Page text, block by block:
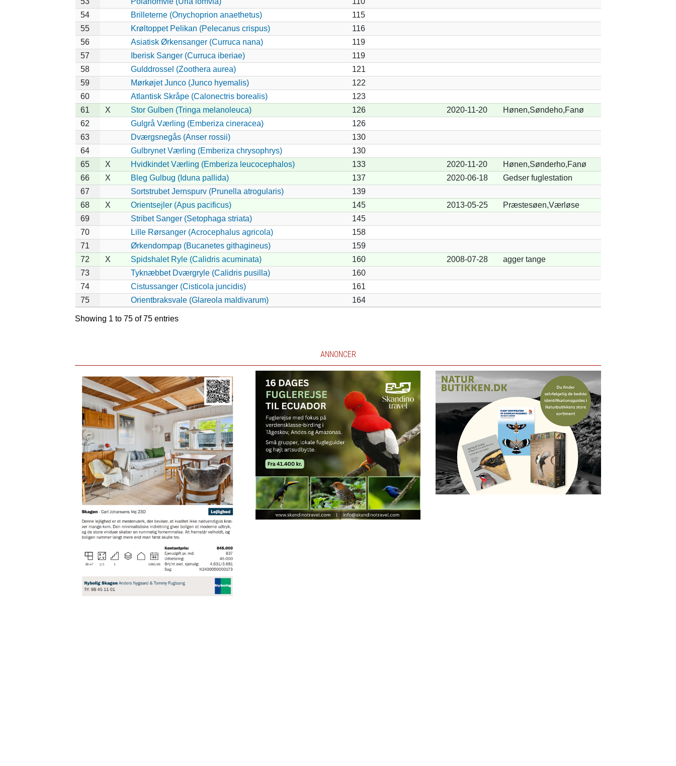
54
Brilleterne (Onychoprion anaethetus)
115
55
Krøltoppet Pelikan (Pelecanus crispus)
116
56
Asiatisk Ørkensanger (Curruca nana)
119
57
Iberisk Sanger (Curruca iberiae)
119
58
Gulddrossel (Zoothera aurea)
121
59
Mørkøjet Junco (Junco hyemalis)
122
60
Atlantisk Skråpe (Calonectris borealis)
123
61
X Stor Gulben (Tringa melanoleuca) 126 2020-11-20
Hønen,Søndeho,Fanø
62
Gulgrå Værling (Emberiza cineracea)
126
63
Dværgsnegås (Anser rossii)
130
64
Gulbrynet Værling (Emberiza chrysophrys)
130
65
X Hvidkindet Værling (Emberiza leucocephalos) 133 2020-11-20
Hønen,Sønderho,Fanø
66
X Bleg Gulbug (Iduna pallida) 137 2020-06-18
Gedser fuglestation
67
Sortstrubet Jernspurv (Prunella atrogularis)
139
68
X Orientsejler (Apus pacificus) 145 2013-05-25
Præstesøen,Værløse
69
Stribet Sanger (Setophaga striata)
145
70
Lille Rørsanger (Acrocephalus agricola)
158
71
Ørkendompap (Bucanetes githagineus)
159
72
X Spidshalet Ryle (Calidris acuminata) 160 2008-07-28
agger tange
73
Tyknæbbet Dværgryle (Calidris pusilla)
160
74
Cistussanger (Cisticola juncidis)
161
75
Orientbraksvale (Glareola maldivarum) 164
Showing 1 to 75 of 75 entries
ANNONCER